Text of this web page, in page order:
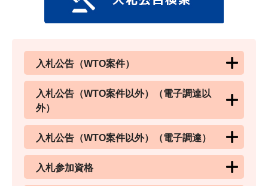
入札公告（WTO案件）
入札公告（WTO案件以外）（電子調達以
外）
入札公告（WTO案件以外）（電子調達）
入札参加資格